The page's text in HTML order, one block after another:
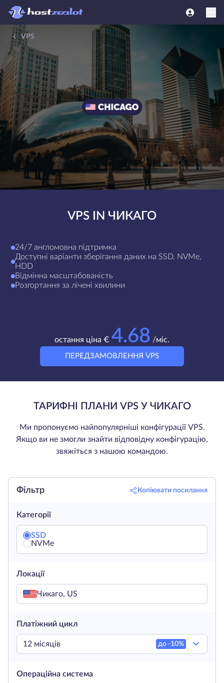
VPS
VPS IN ЧИКАГО
24/7 англомовна підтримка
Доступні варіанти зберігання даних на SSD, NVMe,
HDD
Відмінна масштабованість
Розгортання за лічені хвилини
остання ціна € 4.68 /міс.
ПЕРЕДЗАМОВЛЕННЯ VPS
ТАРИФНІ ПЛАНИ VPS У ЧИКАГО
Ми пропонуємо найпопулярніші конфігурації VPS.
Якщо ви не змогли знайти відповідну конфігурацію,
звяжіться з нашою командою.
Фільтр Копіювати посилання
Категорії
SSD
NVMe
Локації
Чикаго, US
Платіжний цикл
12 місяців до -10%
Операційна система